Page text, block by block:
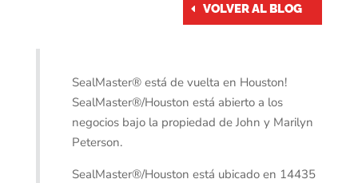
VOLVER AL BLOG
SealMaster® está de vuelta en Houston!
SealMaster®/Houston está abierto a los
negocios bajo la propiedad de John y Marilyn
Peterson.
SealMaster®/Houston está ubicado en 14435